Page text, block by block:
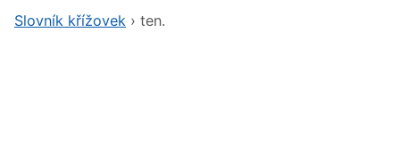
Slovník křížovek › ten.